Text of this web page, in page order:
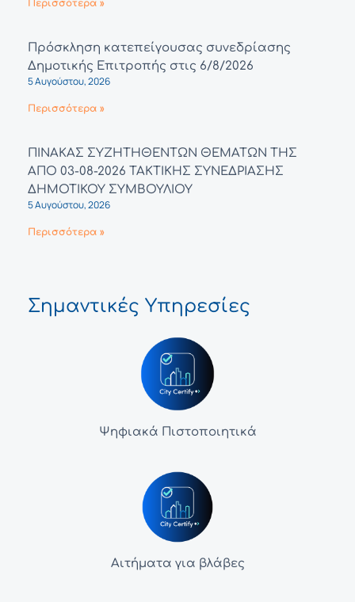
Περισσότερα »
Πρόσκληση κατεπείγουσας συνεδρίασης
Δημοτικής Επιτροπής στις 6/8/2026
5 Αυγούστου, 2026
Περισσότερα »
ΠΙΝΑΚΑΣ ΣΥΖΗΤΗΘΕΝΤΩΝ ΘΕΜΑΤΩΝ ΤΗΣ
ΑΠΟ 03-08-2026 ΤΑΚΤΙΚΗΣ ΣΥΝΕΔΡΙΑΣΗΣ
ΔΗΜΟΤΙΚΟΥ ΣΥΜΒΟΥΛΙΟΥ
5 Αυγούστου, 2026
Περισσότερα »
Σημαντικές Υπηρεσίες
Ψηφιακά Πιστοποιητικά
Αιτήματα για βλάβες